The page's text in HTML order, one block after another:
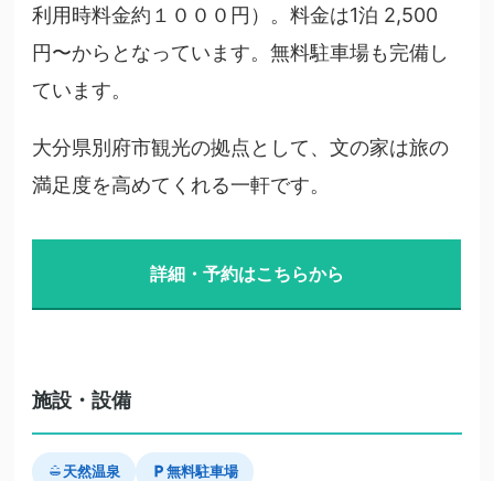
利用時料金約１０００円）。料金は1泊 2,500
円〜からとなっています。無料駐車場も完備し
ています。
大分県別府市観光の拠点として、文の家は旅の
満足度を高めてくれる一軒です。
詳細・予約はこちらから
施設・設備
天然温泉 無料駐車場